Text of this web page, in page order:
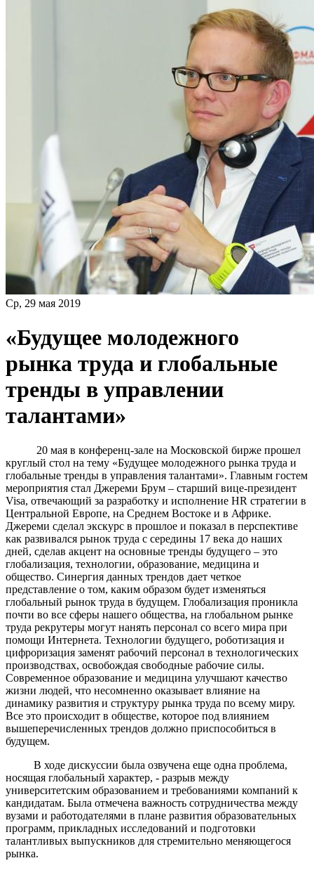
Ср, 29 мая 2019
«Будущее молодежного
рынка труда и глобальные
тренды в управлении
талантами»
20 мая в конференц-зале на Московской бирже прошел
круглый стол на тему «Будущее молодежного рынка труда и
глобальные тренды в управления талантами». Главным гостем
мероприятия стал Джереми Брум – старший вице-президент
Visa, отвечающий за разработку и исполнение HR стратегии в
Центральной Европе, на Среднем Востоке и в Африке.
Джереми сделал экскурс в прошлое и показал в перспективе
как развивался рынок труда с середины 17 века до наших
дней, сделав акцент на основные тренды будущего – это
глобализация, технологии, образование, медицина и
общество. Синергия данных трендов дает четкое
представление о том, каким образом будет изменяться
глобальный рынок труда в будущем. Глобализация проникла
почти во все сферы нашего общества, на глобальном рынке
труда рекрутеры могут нанять персонал со всего мира при
помощи Интернета. Технологии будущего, роботизация и
цифроризация заменят рабочий персонал в технологических
производствах, освобождая свободные рабочие силы.
Современное образование и медицина улучшают качество
жизни людей, что несомненно оказывает влияние на
динамику развития и структуру рынка труда по всему миру.
Все это происходит в обществе, которое под влиянием
вышеперечисленных трендов должно приспособиться в
будущем.
В ходе дискуссии была озвучена еще одна проблема,
носящая глобальный характер, - разрыв между
университетским образованием и требованиями компаний к
кандидатам. Была отмечена важность сотрудничества между
вузами и работодателями в плане развития образовательных
программ, прикладных исследований и подготовки
талантливых выпускников для стремительно меняющегося
рынка.